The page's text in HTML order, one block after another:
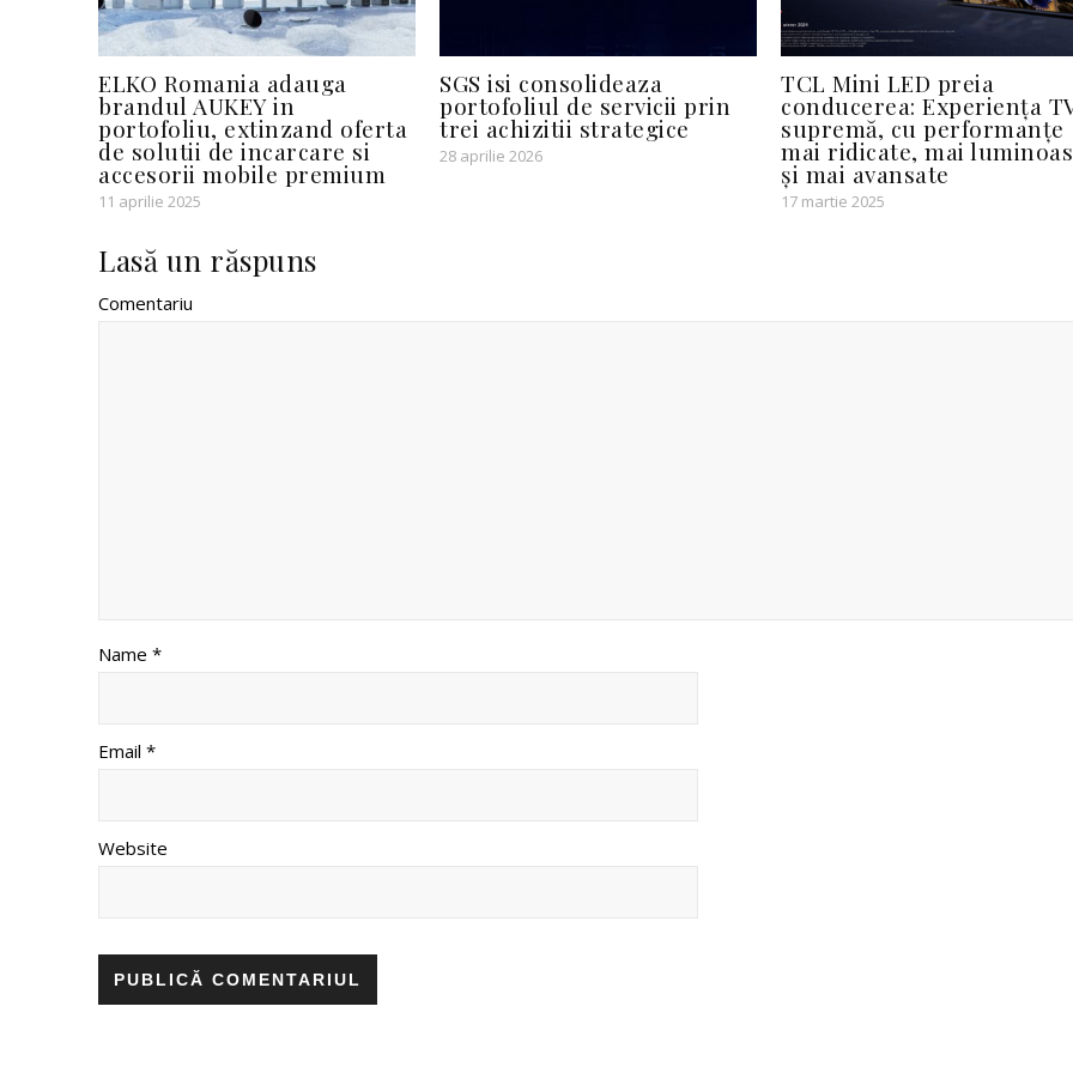
ELKO Romania adauga
brandul AUKEY in
portofoliu, extinzand oferta
de solutii de incarcare si
accesorii mobile premium
11 aprilie 2025
SGS isi consolideaza
portofoliul de servicii prin
trei achizitii strategice
28 aprilie 2026
TCL Mini LED preia
conducerea: Experiența
supremă, cu performanțe
mai ridicate, mai
și mai avansate
17 martie 2025
Lasă un răspuns
Comentariu
Name *
Email *
Website